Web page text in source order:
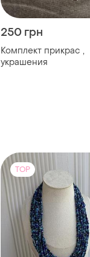
250 грн
Комплект прикрас ,
украшения
TOP